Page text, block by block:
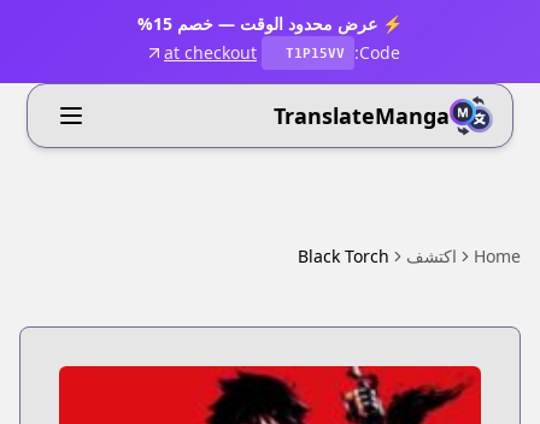
⚡ عرض محدود الوقت — خصم 15%
Code:
T1P15VV
at checkout
TranslateManga
Home اكتشف Black Torch